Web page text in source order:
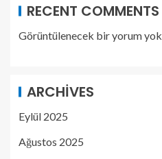
RECENT COMMENTS
Görüntülenecek bir yorum yok.
ARCHIVES
Eylül 2025
Ağustos 2025